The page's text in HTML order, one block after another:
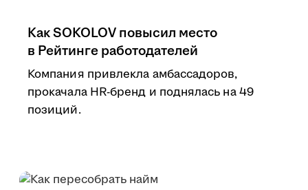
Как SOKOLOV повысил место
в Рейтинге работодателей
Компания привлекла амбассадоров,
прокачала HR-бренд и поднялась на 49
позиций.